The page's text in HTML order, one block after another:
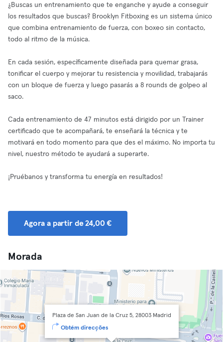
¿Buscas un entrenamiento que te enganche y ayude a conseguir
los resultados que buscas? Brooklyn Fitboxing es un sistema único
que combina entrenamiento de fuerza, con boxeo sin contacto,
todo al ritmo de la música.
En cada sesión, específicamente diseñada para quemar grasa,
tonificar el cuerpo y mejorar tu resistencia y movilidad, trabajarás
con un bloque de fuerza y luego pasarás a 8 rounds de golpeo al
saco.
Cada entrenamiento de 47 minutos está dirigido por un Trainer
certificado que te acompañará, te enseñará la técnica y te
motivará en todo momento para que des el máximo. No importa tu
nivel, nuestro método te ayudará a superarte.
¡Pruébanos y transforma tu energía en resultados!
Agora a partir de 24,00 €
Morada
Plaza de San Juan de la Cruz 5, 28003 Madrid
Obtém direcções